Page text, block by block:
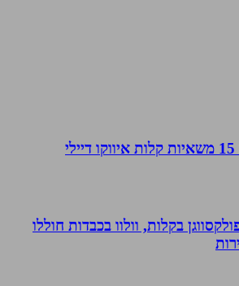
01/2022 / פולקסווגן בקלות, וולוו בכבדות חוללו